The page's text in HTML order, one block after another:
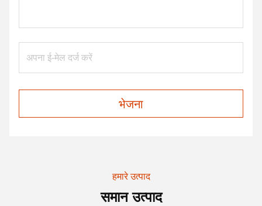
भेजना
हमारे उत्पाद
समान उत्पाद